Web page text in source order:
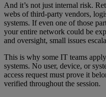
And it’s not just internal risk.
webs of third-party vendors,
systems. If even one of those
your entire network could be
and oversight, small issues
This is why some IT teams
systems. No user, device, or
access request must prove it
verified throughout the session.